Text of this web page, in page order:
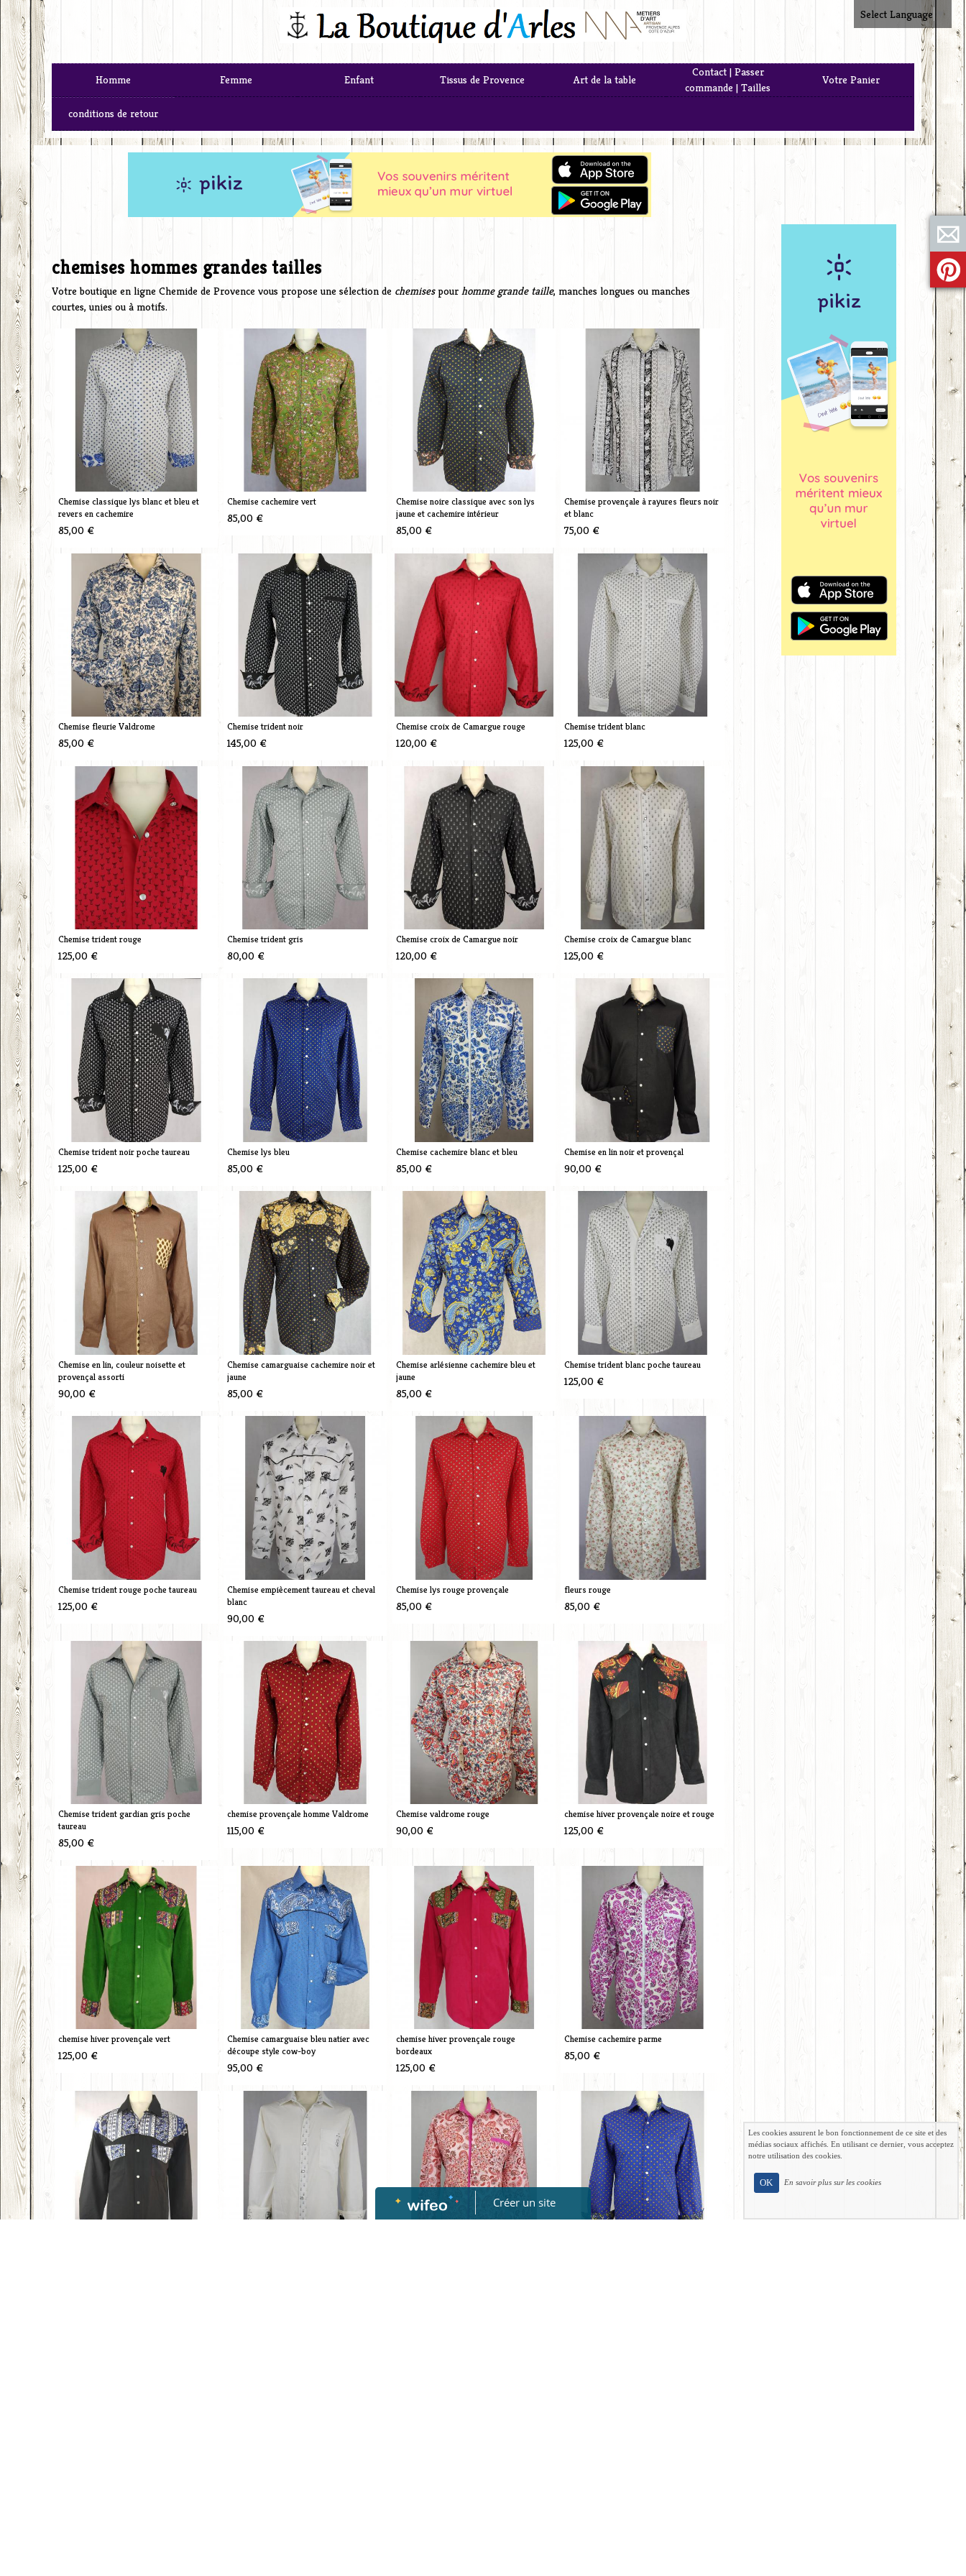
Select Language ▼
Homme Femme Enfant Tissus de Provence Art de la table
Contact | Passer
commande | Tailles
Votre Panier
conditions de retour
chemises hommes grandes tailles
Votre boutique en ligne Chemide de Provence vous propose une sélection de chemisespour homme grande taille, manches longues ou manches
courtes, unies ou à motifs.
Chemise classique lys blanc et bleu et
revers en cachemire
85,00 €
Chemise cachemire vert
85,00 €
Chemise noire classique avec son lys
jaune et cachemire intérieur
85,00 €
Chemise provençale à rayures fleurs noir
et blanc
75,00 €
Chemise fleurie Valdrome
85,00 €
Chemise trident noir
145,00 €
Chemise croix de Camargue rouge
120,00 €
Chemise trident blanc
125,00 €
Chemise trident rouge
125,00 €
Chemise trident gris
80,00 €
Chemise croix de Camargue noir
120,00 €
Chemise croix de Camargue blanc
125,00 €
Chemise trident noir poche taureau
125,00 €
Chemise lys bleu
85,00 €
Chemise cachemire blanc et bleu
85,00 €
Chemise en lin noir et provençal
90,00 €
Chemise en lin, couleur noisette et
provençal assorti
90,00 €
Chemise camarguaise cachemire noir et
jaune
85,00 €
Chemise arlésienne cachemire bleu et
jaune
85,00 €
Chemise trident blanc poche taureau
125,00 €
Chemise trident rouge poche taureau
125,00 €
Chemise empiècement taureau et cheval
blanc
90,00 €
Chemise lys rouge provençale
85,00 €
fleurs rouge
85,00 €
Chemise trident gardian gris poche
taureau
85,00 €
chemise provençale homme Valdrome
115,00 €
Chemise valdrome rouge
90,00 €
chemise hiver provençale noire et rouge
125,00 €
chemise hiver provençale vert
125,00 €
Chemise camarguaise bleu natier avec
découpe style cow-boy
95,00 €
chemise hiver provençale rouge
bordeaux
125,00 €
Chemise cachemire parme
85,00 €
Créer un site
Les cookies assurent le bon fonctionnement de ce site et des
médias sociaux affichés. En utilisant ce dernier, vous acceptez
notre utilisation des cookies.
OK En savoir plus sur les cookies